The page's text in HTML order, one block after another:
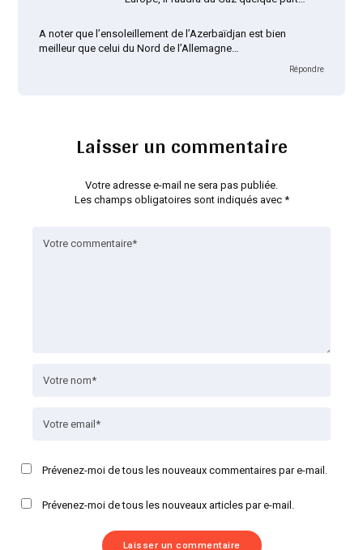
A noter que l’ensoleillement de l’Azerbaïdjan est bien
meilleur que celui du Nord de l’Allemagne…
Répondre
Laisser un commentaire
Votre adresse e-mail ne sera pas publiée.
Les champs obligatoires sont indiqués avec *
Prévenez-moi de tous les nouveaux commentaires par e-mail.
Prévenez-moi de tous les nouveaux articles par e-mail.